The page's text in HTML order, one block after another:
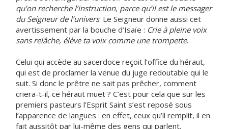
qu’on recherche l’instruction, parce qu’il est le messager
du Seigneur de l’univers. Le Seigneur donne aussi cet
avertissement par la bouche d’Isaïe : Crie à pleine voix
sans relâche, élève ta voix comme une trompette.
Celui qui accède au sacerdoce reçoit l’office du héraut,
qui est de proclamer la venue du juge redoutable qui le
suit. Si donc le prêtre ne sait pas prêcher, comment
criera-t-il, ce héraut muet ? C’est pour cela que sur les
premiers pasteurs l’Esprit Saint s’est reposé sous
l’apparence de langues : en effet, ceux qu’il remplit, il en
fait aussitôt par lui-même des gens qui parlent.